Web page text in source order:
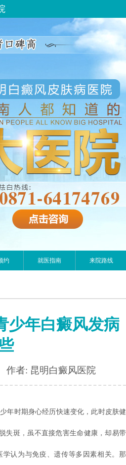
约 就医指南 来院路线
少年白癜风发病
作者: 昆明白癜风医院
年时期身心经历快速变化，此时皮肤健
失斑，虽不直接危害生命健康，却易带
认为与免疫、遗传等多因素相关。那